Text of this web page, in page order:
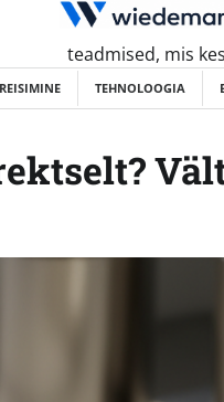
teadmised, mis
REISIMINE TEHNOLOOGIA